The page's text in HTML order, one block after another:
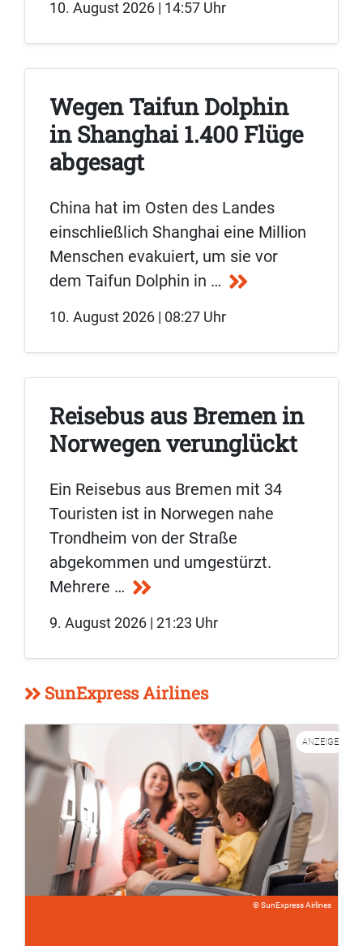
10. August 2026 | 14:57 Uhr
Wegen Taifun Dolphin
in Shanghai 1.400 Flüge
abgesagt
China hat im Osten des Landes
einschließlich Shanghai eine Million
Menschen evakuiert, um sie vor
dem Taifun Dolphin in …
10. August 2026 | 08:27 Uhr
Reisebus aus Bremen in
Norwegen verunglückt
Ein Reisebus aus Bremen mit 34
Touristen ist in Norwegen nahe
Trondheim von der Straße
abgekommen und umgestürzt.
Mehrere …
9. August 2026 | 21:23 Uhr
SunExpress Airlines
ANZEIGE
SunExpress Airlines